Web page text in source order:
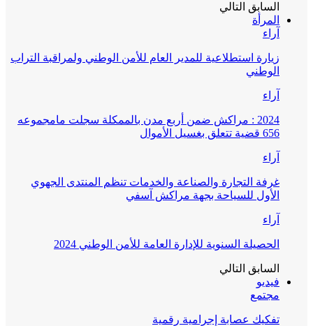
السابق التالي
المرأة
آراء
زيارة استطلاعية للمدير العام للأمن الوطني ولمراقبة التراب
الوطني
آراء
2024 : مراكش ضمن أربع مدن بالممكلة سجلت مامجموعه
656 قضية تتعلق بغسيل الأموال
آراء
غرفة التجارة والصناعة والخدمات تنظم المنتدى الجهوي
الأول للسياحة بجهة مراكش آسفي
آراء
الحصيلة السنوية للإدارة العامة للأمن الوطني 2024
السابق التالي
فيديو
مجتمع
تفكيك عصابة إجرامية رقمية